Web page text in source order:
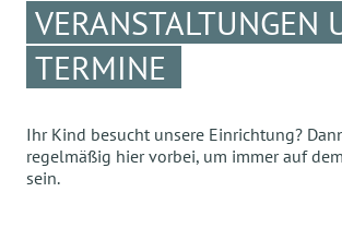
VERANSTALTUNGEN
TERMINE
Ihr Kind besucht unsere Einrichtung?
regelmäßig hier vorbei, um immer auf
sein.